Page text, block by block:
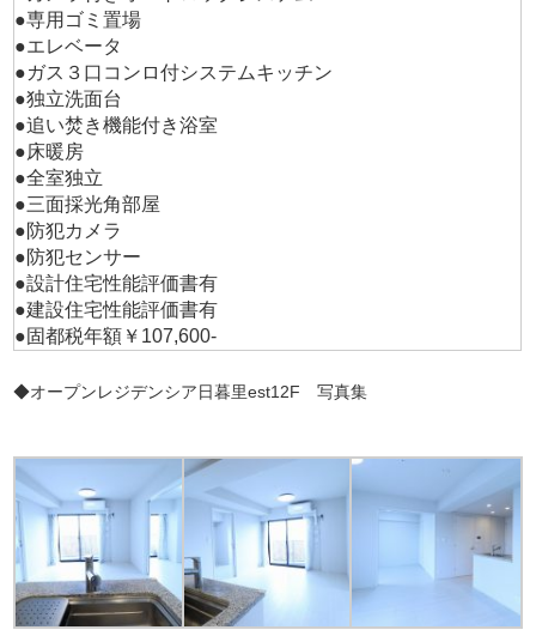
●専用ゴミ置場
●エレベータ
●ガス３口コンロ付システムキッチン
●独立洗面台
●追い焚き機能付き浴室
●床暖房
●全室独立
●三面採光角部屋
●防犯カメラ
●防犯センサー
●設計住宅性能評価書有
●建設住宅性能評価書有
●固都税年額￥107,600-
◆オープンレジデンシア日暮里est12F 写真集